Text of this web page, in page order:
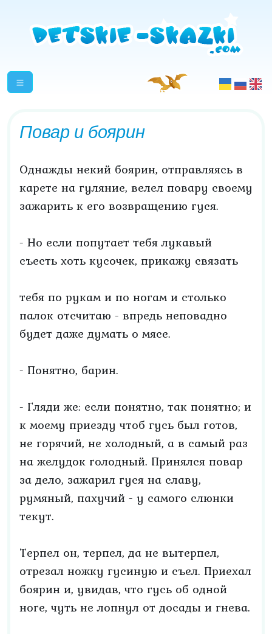
Повар и боярин
Однажды некий боярин, отправляясь в
карете на гуляние, велел повару своему
зажарить к его возвращению гуся.
- Но если попутает тебя лукавый
съесть хоть кусочек, прикажу связать
тебя по рукам и по ногам и столько
палок отсчитаю - впредь неповадно
будет даже думать о мясе.
- Понятно, барин.
- Гляди же: если понятно, так понятно; и
к моему приезду чтоб гусь был готов,
не горячий, не холодный, а в самый раз
на желудок голодный. Принялся повар
за дело, зажарил гуся на славу,
румяный, пахучий - у самого слюнки
текут.
Терпел он, терпел, да не вытерпел,
отрезал ножку гусиную и съел. Приехал
боярин и, увидав, что гусь об одной
ноге, чуть не лопнул от досады и гнева.